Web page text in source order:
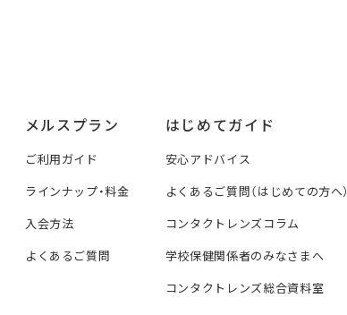
メルスプラン
ご利用ガイド
ラインナップ・料金
入会方法
よくあるご質問
はじめてガイド
安心アドバイス
よくあるご質問（はじめての方へ）
コンタクトレンズコラム
学校保健関係者のみなさまへ
コンタクトレンズ総合資料室